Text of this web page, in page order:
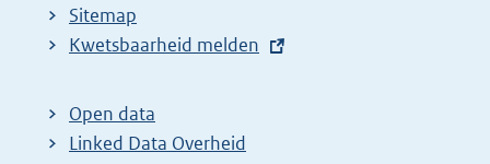
Sitemap
E
t
e
Kwetsbaarheid melden
Open data
Linked Data Overheid